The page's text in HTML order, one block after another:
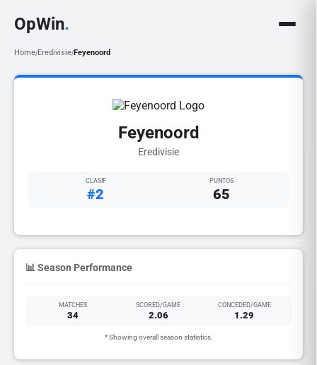
OpWin.
Home/Eredivisie/Feyenoord
Feyenoord
Eredivisie
CLASIF
#2
PUNTOS
65
📊 Season Performance
MATCHES
34
SCORED/GAME
2.06
CONCEDED/GAME
1.29
* Showing overall season statistics.